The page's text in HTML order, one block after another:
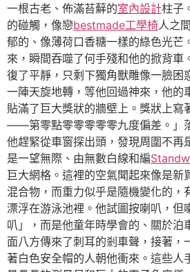
一根古老、佈滿苔蘚的室內設計柱子
的碰觸，像戀bestmade工學椅人之
郁的、像薄荷口香糖一樣的綠色光芒
來，瞬間吞噬了何手殘和他的掀背車
復了平靜，只剩下獨角獸雕像一臉困
一陣天旋地轉，等他回過神來，他的
貼滿了巨大獎狀的牆壁上。獎狀上寫
——第零點零零零零零九度偏差。」
他趕緊從車窗探出頭，發現周圍不再
是一望無際、由無數白線和編
巨大網格。這裡的空氣聞起來像是新
混合物，而重力似乎是隨機變化的，
漂浮在游泳池裡。他試圖按喇叭，但
叭」，而是他童年時學會的、關於泊
面八方傳來了刺耳的剎車聲，接著，
著白色安全帽的人朝他衝來。這些人